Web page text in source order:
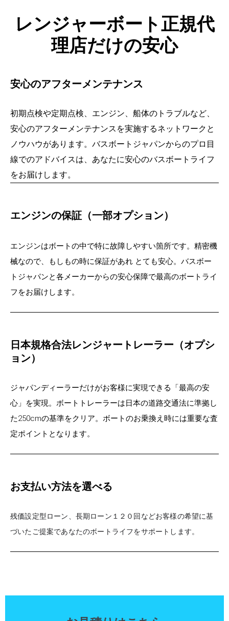
レンジャーボート正規代
理店だけの安心
安心のアフターメンテナンス
初期点検や定期点検、エンジン、船体のトラブルなど、
安心のアフターメンテナンスを実施するネットワークと
ノウハウがあります。バスボートジャパンからのプロ目
線でのアドバイスは、あなたに安心のバスボートライフ
をお届けします。
エンジンの保証（一部オプション）
エンジンはボートの中で特に故障しやすい箇所です。精密機
械なので、もしもの時に保証があれ とても安心。 バスボー
トジャパンと各メーカーからの安心保障で最高のボートライ
フをお届けします。
日本規格合法レンジャートレーラー（オプシ
ョン）
ジャパンディーラーだけがお客様に実現できる「最高の安
心」を実現。ボートトレーラーは日本の道路交通法に準拠し
た250cmの基準をクリア。ボートのお乗換え時には重要な査
定ポイントとなります。
お支払い方法を選べる
残価設定型ローン、長期ローン１２０回などお客様の希望に基
づいたご提案であなたのボートライフをサポートします。